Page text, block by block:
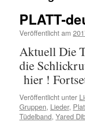
PLATT-
Veröffentlicht am
Aktuell Die
die
hier !
Veröffentlicht unter
Gruppen, Lieder,
Tüdelband, Yared